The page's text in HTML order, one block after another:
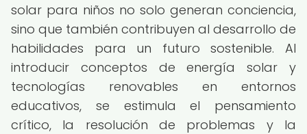
solar para niños no solo generan conciencia,
sino que también contribuyen al desarrollo de
habilidades para un futuro sostenible. Al
introducir conceptos de energía solar y
tecnologías renovables en entornos
educativos, se estimula el pensamiento
crítico, la resolución de problemas y la